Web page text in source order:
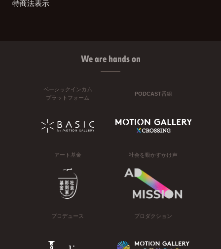
特商法表示
We are hands on
ベーシックインカム
プラットフォーム
PODCAST番組
アート基金 社会を動かすかけ声
プロデュース プロダクション